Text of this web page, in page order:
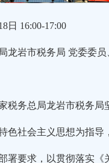
日 16:00-17:00
龙岩市税务局 党委委员
税务总局龙岩市税务局
色社会主义思想为指导
署要求，以贯彻落实《